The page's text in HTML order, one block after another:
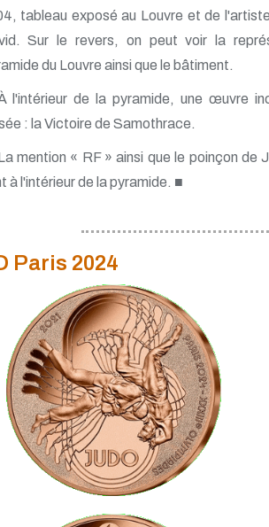
tableau exposé au Louvre et de
Sur le revers, on peut voir la
du Louvre ainsi que le bâtiment.
l'intérieur de la pyramide, une œuvre
: la Victoire de Samothrace.
mention « RF » ainsi que le poinçon de
à l'intérieur de la pyramide. ■
Paris 2024